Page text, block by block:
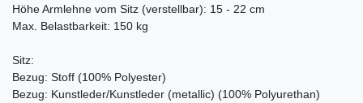
Höhe Armlehne vom Sitz (verstellbar): 15 - 22 cm
Max. Belastbarkeit: 150 kg
Sitz:
Bezug: Stoff (100% Polyester)
Bezug: Kunstleder/Kunstleder (metallic) (100% Polyurethan)